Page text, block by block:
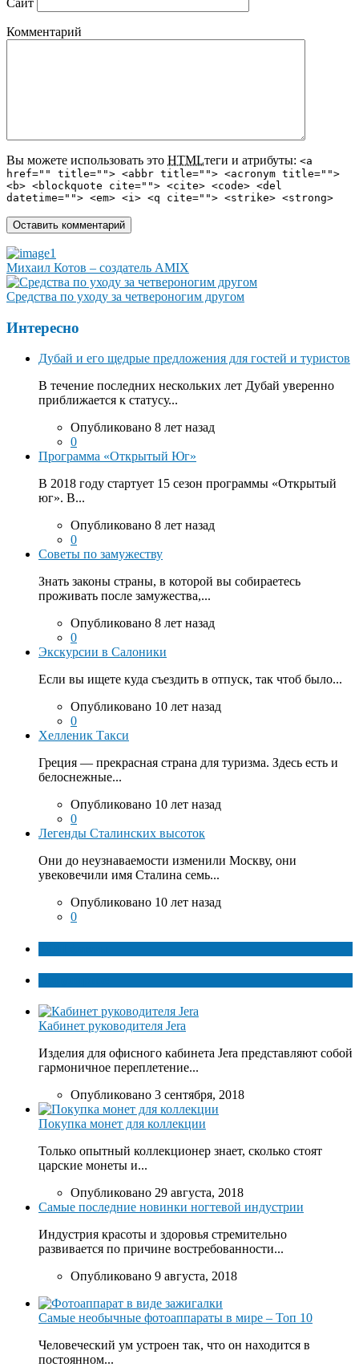
Комментарий
Вы можете использовать это HTMLтеги и атрибуты: <a
href="" title=""> <abbr title=""> <acronym title="">
<b> <blockquote cite=""> <cite> <code> <del
datetime=""> <em> <i> <q cite=""> <strike> <strong>
Михаил Котов – создатель AMIX
Средства по уходу за четвероногим другом
Интересно
Дубай и его щедрые предложения для гостей и туристов
В течение последних нескольких лет Дубай уверенно
приближается к статусу...
Опубликовано 8 лет назад
0
Программа «Открытый Юг»
В 2018 году стартует 15 сезон программы «Открытый
юг». В...
Опубликовано 8 лет назад
0
Советы по замужеству
Знать законы страны, в которой вы собираетесь
проживать после замужества,...
Опубликовано 8 лет назад
0
Экскурсии в Салоники
Если вы ищете куда съездить в отпуск, так чтоб было...
Опубликовано 10 лет назад
0
Хелленик Такси
Греция — прекрасная страна для туризма. Здесь есть и
белоснежные...
Опубликовано 10 лет назад
0
Легенды Сталинских высоток
Они до неузнаваемости изменили Москву, они
увековечили имя Сталина семь...
Опубликовано 10 лет назад
0
Кабинет руководителя Jera
Изделия для офисного кабинета Jera представляют собой
гармоничное переплетение...
Опубликовано 3 сентября, 2018
Покупка монет для коллекции
Только опытный коллекционер знает, сколько стоят
царские монеты и...
Опубликовано 29 августа, 2018
Самые последние новинки ногтевой индустрии
Индустрия красоты и здоровья стремительно
развивается по причине востребованности...
Опубликовано 9 августа, 2018
Самые необычные фотоаппараты в мире – Топ 10
Человеческий ум устроен так, что он находится в
постоянном...